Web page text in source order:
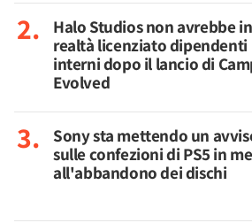
Halo Studios non avrebbe in
realtà licenziato dipendenti
interni dopo il lancio di
Evolved
Sony sta mettendo un
sulle confezioni di PS5 in
all'abbandono dei dischi